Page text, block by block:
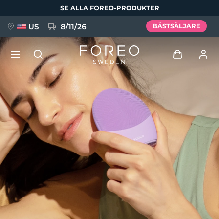
SE ALLA FOREO-PRODUKTER
US 8/11/26 BÄSTSÄLJARE
Användarprofil
Mina enheter
Mina beställningar
Mina adresser
Mina prenumerationer
NYHET
FAQ™ Pure Beauty-Tech Elixir
BREAKING NEWS
issa™ Teeth Whitening Set
Språk
English Deutsch
Español
Français
Italiano
Português
Svenska
Русский
Türkçe
简体中文 繁體中文